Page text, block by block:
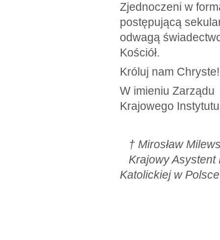
Zjednoczeni w
postępującą
odwagą
Kościół.
Króluj nam Chryste!
W imieniu Zarządu
Krajowego
†
Krajowy
Katolickiej w Polsce